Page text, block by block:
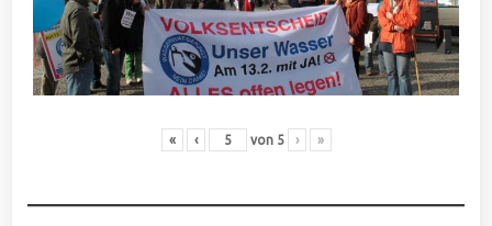
« ‹ von 5 › »